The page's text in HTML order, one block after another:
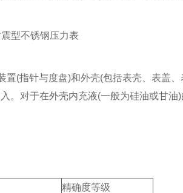
(指针与度盘)和外壳(包括表壳、表盖、
。对于在外壳内充液(一般为硅油或甘油
精确度等级